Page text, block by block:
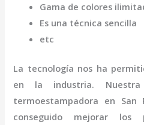
Gama de colores
Es una técnica sencilla
etc
La tecnología nos ha
en la industria.
termoestampadora en San
conseguido mejorar